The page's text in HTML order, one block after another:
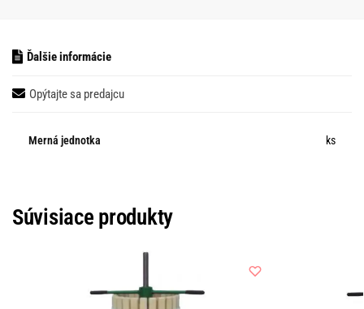
Ďalšie informácie
Opýtajte sa predajcu
Merná jednotka ks
Súvisiace produkty